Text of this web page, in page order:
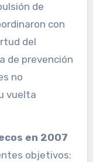
de
con
del
de prevención
no
vuelta
en 2007
objetivos: